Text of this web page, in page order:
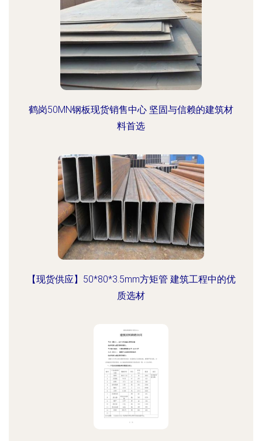
鹤岗50MN钢板现货销售中心 坚固与信赖的建筑材
料首选
【现货供应】50*80*3.5mm方矩管 建筑工程中的优
质选材